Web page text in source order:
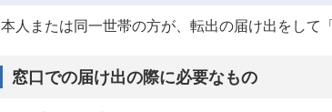
本人または同一世帯の方が、転出の届け出をして
窓口での届け出の際に必要なもの